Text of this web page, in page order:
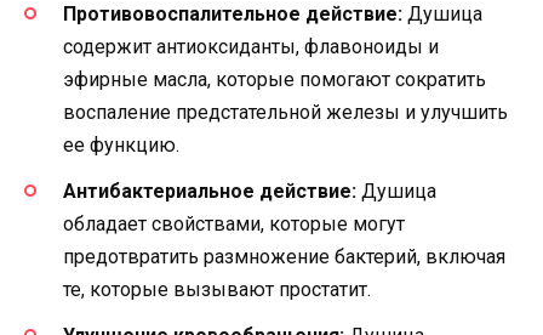
Противовоспалительное действие: Душица
содержит антиоксиданты, флавоноиды и
эфирные масла, которые помогают сократить
воспаление предстательной железы и улучшить
ее функцию.
Антибактериальное действие: Душица
обладает свойствами, которые могут
предотвратить размножение бактерий, включая
те, которые вызывают простатит.